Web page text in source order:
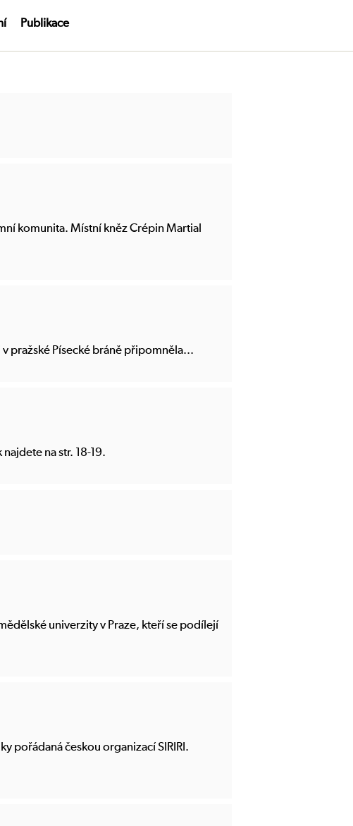
Publikace
komunita. Místní kněz Crépin Martial
pražské Písecké bráně připomněla...
na str. 18-19.
univerzity v Praze, kteří se podílejí
pořádaná českou organizací SIRIRI.